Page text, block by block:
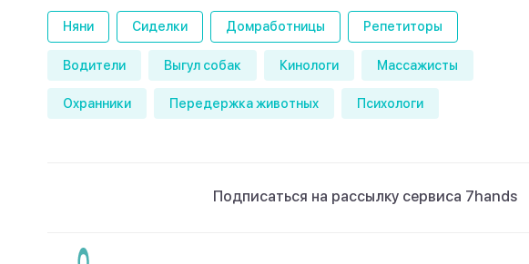
Няни Сиделки Домработницы Репетиторы
Водители Выгул собак Кинологи Массажисты
Охранники Передержка животных Психологи
Подписаться на рассылку сервиса 7hands